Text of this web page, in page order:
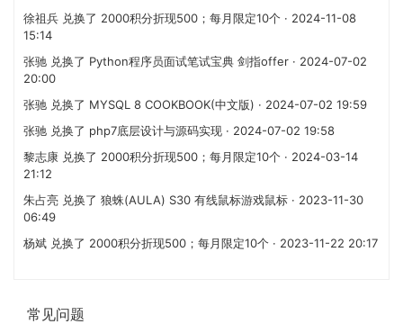
徐祖兵 兑换了 2000积分折现500；每月限定10个 · 2024-11-08
15:14
张驰 兑换了 Python程序员面试笔试宝典 剑指offer · 2024-07-02
20:00
张驰 兑换了 MYSQL 8 COOKBOOK(中文版) · 2024-07-02 19:59
张驰 兑换了 php7底层设计与源码实现 · 2024-07-02 19:58
黎志康 兑换了 2000积分折现500；每月限定10个 · 2024-03-14
21:12
朱占亮 兑换了 狼蛛(AULA) S30 有线鼠标游戏鼠标 · 2023-11-30
06:49
杨斌 兑换了 2000积分折现500；每月限定10个 · 2023-11-22 20:17
常见问题